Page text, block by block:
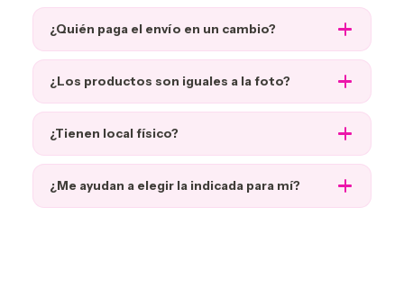
¿Quién paga el envío en un cambio?
¿Los productos son iguales a la foto?
¿Tienen local físico?
¿Me ayudan a elegir la indicada para mí?